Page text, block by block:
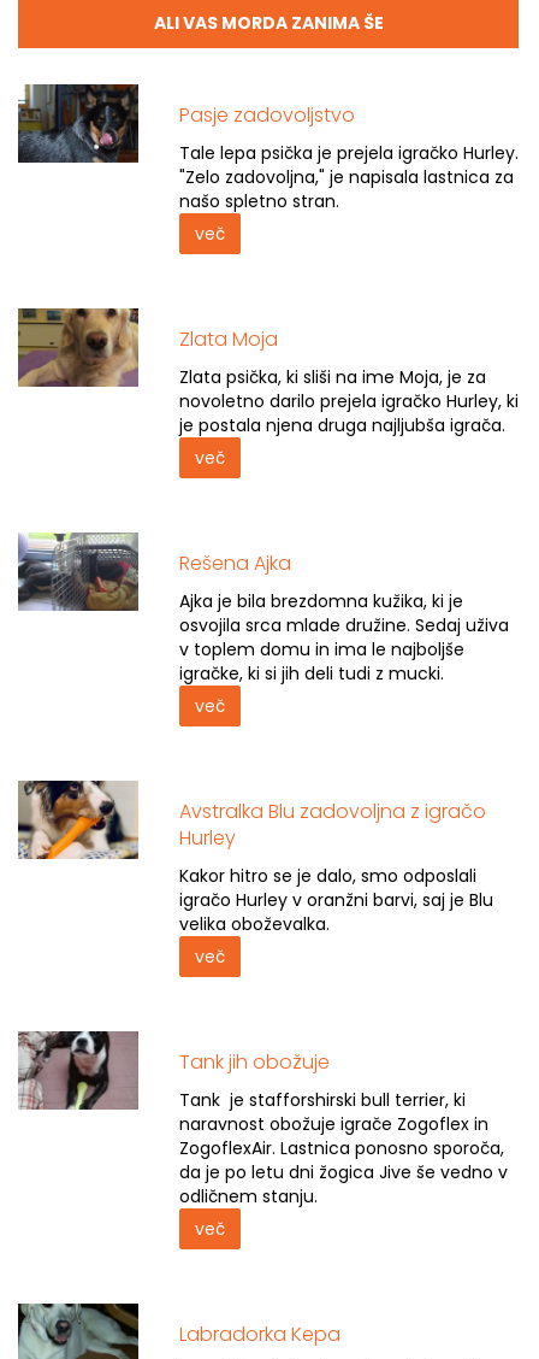
ALI VAS MORDA ZANIMA ŠE
Pasje zadovoljstvo
Tale lepa psička je prejela igračko Hurley.
"Zelo zadovoljna," je napisala lastnica za
našo spletno stran.
več
Zlata Moja
Zlata psička, ki sliši na ime Moja, je za
novoletno darilo prejela igračko Hurley, ki
je postala njena druga najljubša igrača.
več
Rešena Ajka
Ajka je bila brezdomna kužika, ki je
osvojila srca mlade družine. Sedaj uživa
v toplem domu in ima le najboljše
igračke, ki si jih deli tudi z mucki.
več
Avstralka Blu zadovoljna z igračo
Hurley
Kakor hitro se je dalo, smo odposlali
igračo Hurley v oranžni barvi, saj je Blu
velika oboževalka.
več
Tank jih obožuje
Tank je stafforshirski bull terrier, ki
naravnost obožuje igrače Zogoflex in
ZogoflexAir. Lastnica ponosno sporoča,
da je po letu dni žogica Jive še vedno v
odličnem stanju.
več
Labradorka Kepa